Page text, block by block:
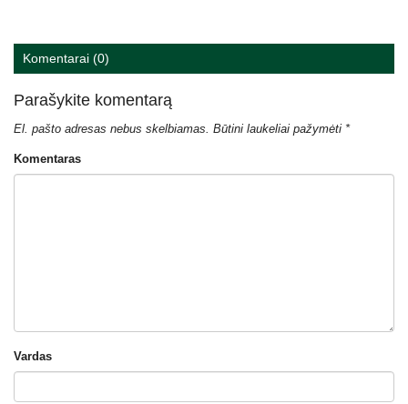
Komentarai (0)
Parašykite komentarą
El. pašto adresas nebus skelbiamas. Būtini laukeliai pažymėti *
Komentaras
Vardas